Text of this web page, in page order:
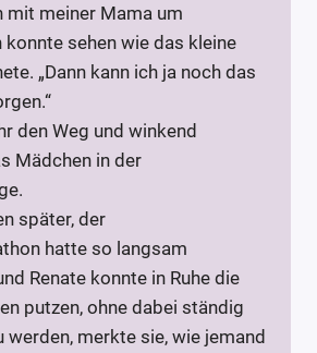
mit meiner Mama um
konnte sehen wie das kleine
„Dann kann ich ja noch das
den Weg und winkend
Mädchen in der
später, der
hatte so langsam
Renate konnte in Ruhe die
putzen, ohne dabei ständig
werden, merkte sie, wie jemand